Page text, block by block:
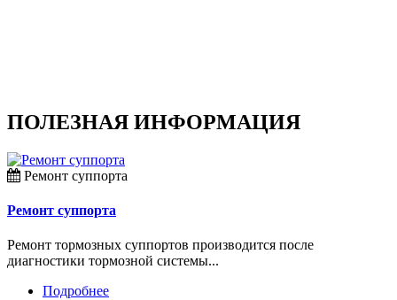
ПОЛЕЗНАЯ ИНФОРМАЦИЯ
Ремонт суппорта
Ремонт суппорта
Ремонт тормозных суппортов производится после
диагностики тормозной системы...
Подробнее